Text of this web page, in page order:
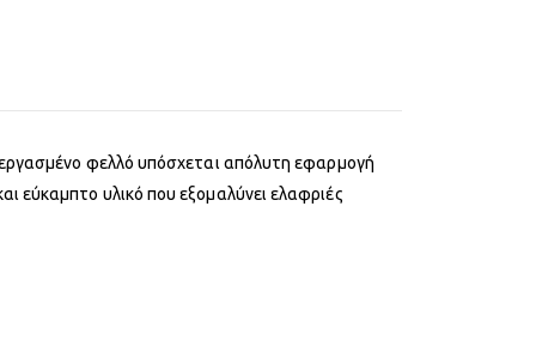
φελλό υπόσχεται απόλυτη εφαρμογή
εύκαμπτο υλικό που εξομαλύνει ελαφριές